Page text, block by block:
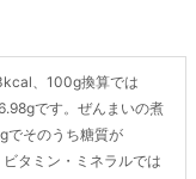
、100g換算では
です。ぜんまいの煮
でそのうち糖質が
タミン・ミネラルでは